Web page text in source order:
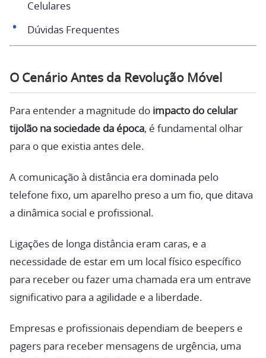
Celulares
Dúvidas Frequentes
O Cenário Antes da Revolução Móvel
Para entender a magnitude do impacto do celular
tijolão na sociedade da época, é fundamental olhar
para o que existia antes dele.
A comunicação à distância era dominada pelo
telefone fixo, um aparelho preso a um fio, que ditava
a dinâmica social e profissional.
Ligações de longa distância eram caras, e a
necessidade de estar em um local físico específico
para receber ou fazer uma chamada era um entrave
significativo para a agilidade e a liberdade.
Empresas e profissionais dependiam de beepers e
pagers para receber mensagens de urgência, uma